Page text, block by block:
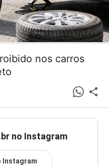
nos carros
no Instagram
Instagram